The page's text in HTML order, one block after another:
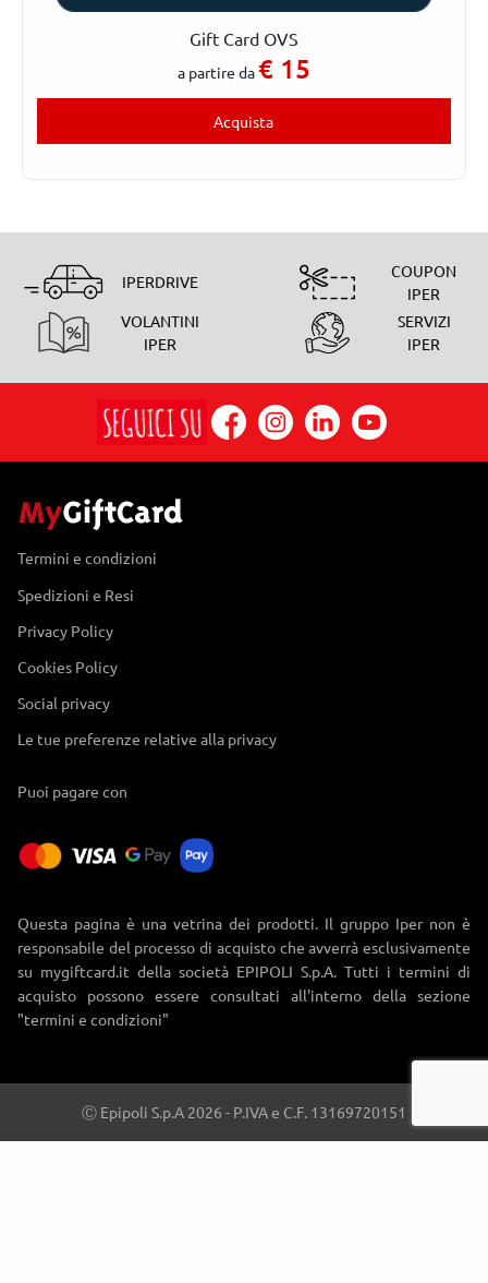
Gift Card OVS
a partire da€ 15
Acquista
IPERDRIVE
COUPON
IPER
VOLANTINI
IPER
SERVIZI
IPER
Termini e condizioni
Spedizioni e Resi
Privacy Policy
Cookies Policy
Social privacy
Le tue preferenze relative alla privacy
Puoi pagare con
Questa pagina è una vetrina dei prodotti. Il gruppo Iper non è
responsabile del processo di acquisto che avverrà esclusivamente
su mygiftcard.it della società EPIPOLI S.p.A. Tutti i termini di
acquisto possono essere consultati all'interno della sezione
"termini e condizioni"
Ⓒ Epipoli S.p.A 2026 - P.IVA e C.F. 13169720151